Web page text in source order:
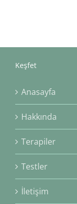
Keşfet
Anasayfa
Hakkında
Terapiler
Testler
İletişim